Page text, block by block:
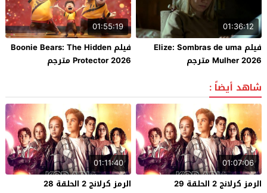
01:36:12
فيلم Elize: Sombras de uma
Mulher 2026 مترجم
01:55:19
فيلم Boonie Bears: The Hidden
Protector 2026 مترجم
شاهد أيضاً :
01:07:06
الرمز كرلانج 2 الحلقة 29
01:11:40
الرمز كرلانج 2 الحلقة 28